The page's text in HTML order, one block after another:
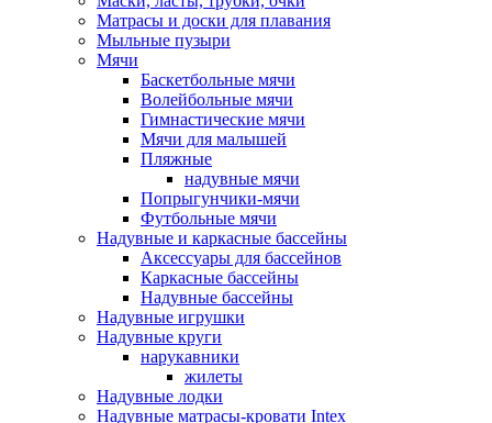
Матрасы и доски для плавания
Мыльные пузыри
Мячи
Баскетбольные мячи
Волейбольные мячи
Гимнастические мячи
Мячи для малышей
Пляжные
надувные мячи
Попрыгунчики-мячи
Футбольные мячи
Надувные и каркасные бассейны
Аксессуары для бассейнов
Каркасные бассейны
Надувные бассейны
Надувные игрушки
Надувные круги
нарукавники
жилеты
Надувные лодки
Надувные матрасы-кровати Intex